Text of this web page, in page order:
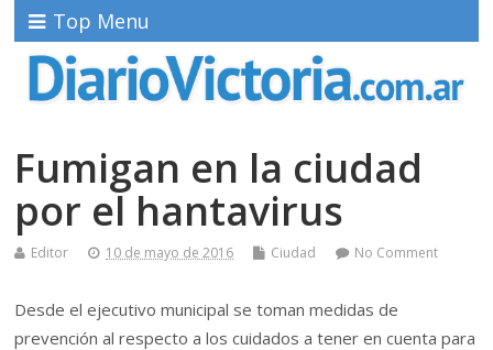
Top Menu
Fumigan en la ciudad
por el hantavirus
Editor 10 de mayo de 2016 Ciudad No Comment
Desde el ejecutivo municipal se toman medidas de
prevención al respecto a los cuidados a tener en cuenta para